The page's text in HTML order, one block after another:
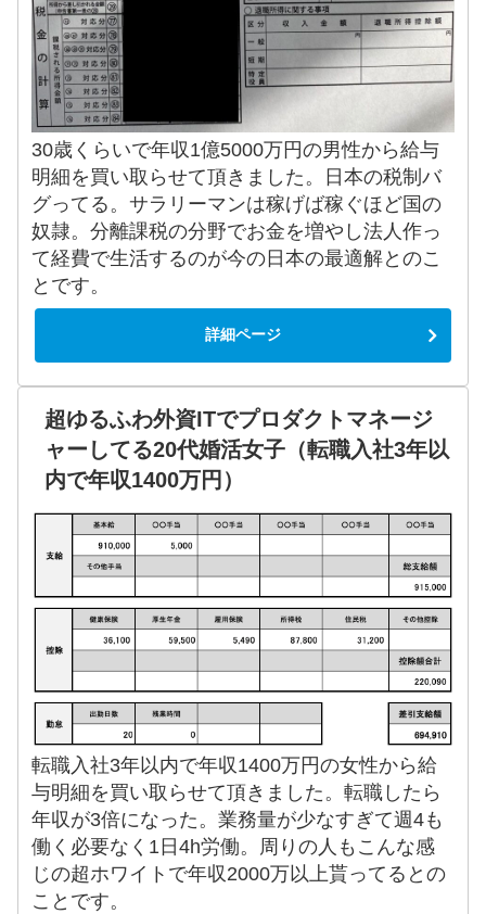
30歳くらいで年収1億5000万円の男性から給与
明細を買い取らせて頂きました。日本の税制バ
グってる。サラリーマンは稼げば稼ぐほど国の
奴隷。分離課税の分野でお金を増やし法人作っ
て経費で生活するのが今の日本の最適解とのこ
とです。
詳細ページ
超ゆるふわ外資ITでプロダクトマネージ
ャーしてる20代婚活女子（転職入社3年以
内で年収1400万円）
転職入社3年以内で年収1400万円の女性から給
与明細を買い取らせて頂きました。転職したら
年収が3倍になった。業務量が少なすぎて週4も
働く必要なく1日4h労働。周りの人もこんな感
じの超ホワイトで年収2000万以上貰ってるとの
ことです。